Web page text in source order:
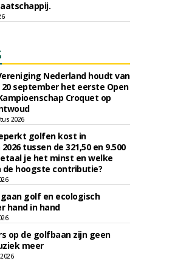
Nederland houdt van
september het eerste Open
Croquet op
2026
golfen kost in
tussen de 321,50 en 9.500
je het minst en welke
de hoogste contributie?
golf en ecologisch
hand in hand
op de golfbaan zijn geen
meer